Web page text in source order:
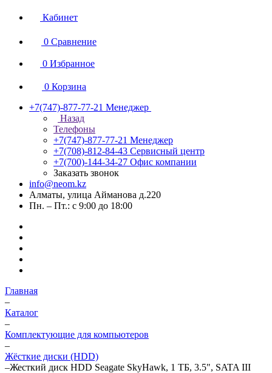
Кабинет
0 Сравнение
0 Избранное
0 Корзина
+7(747)-877-77-21 Менеджер
Назад
Телефоны
+7(747)-877-77-21 Менеджер
+7(708)-812-84-43 Сервисный центр
+7(700)-144-34-27 Офис компании
Заказать звонок
info@neom.kz
Алматы, улица Айманова д.220
Пн. – Пт.: с 9:00 до 18:00
Главная
–
Каталог
–
Комплектующие для компьютеров
–
Жёсткие диски (HDD)
–Жесткий диск HDD Seagate SkyHawk, 1 ТБ, 3.5", SATA III